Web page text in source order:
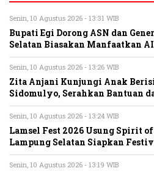
Senin, 10 Agustus 2026 - 13:31 WIB
Bupati Egi Dorong ASN dan
Selatan Biasakan Manfaatkan AI
Senin, 10 Agustus 2026 - 13:26 WIB
Zita Anjani Kunjungi Anak
Sidomulyo, Serahkan Bantuan
Senin, 10 Agustus 2026 - 13:24 WIB
Lamsel Fest 2026 Usung Spirit
Lampung Selatan Siapkan
Senin, 10 Agustus 2026 - 13:19 WIB